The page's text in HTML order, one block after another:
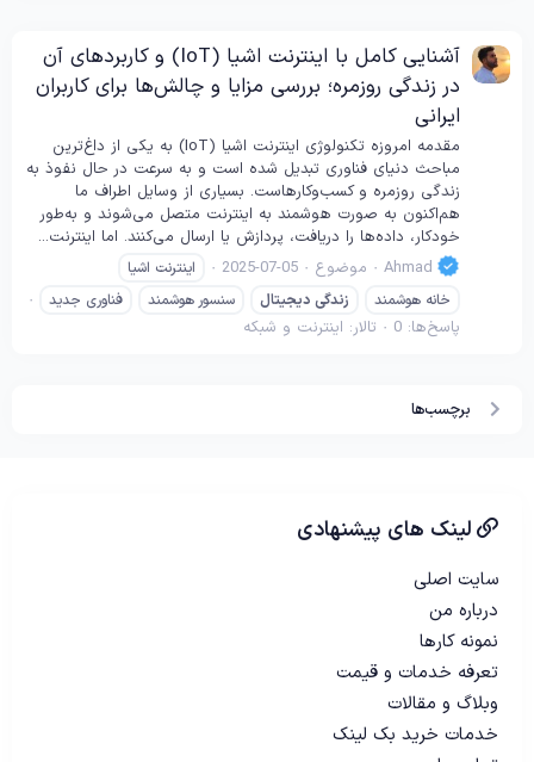
آشنایی کامل با اینترنت اشیا (IoT) و کاربردهای آن
در زندگی روزمره؛ بررسی مزایا و چالش‌ها برای کاربران
ایرانی
مقدمه امروزه تکنولوژی اینترنت اشیا (IoT) به یکی از داغ‌ترین
مباحث دنیای فناوری تبدیل شده است و به سرعت در حال نفوذ به
زندگی روزمره و کسب‌وکارهاست. بسیاری از وسایل اطراف ما
هم‌اکنون به صورت هوشمند به اینترنت متصل می‌شوند و به‌طور
خودکار، داده‌ها را دریافت، پردازش یا ارسال می‌کنند. اما اینترنت...
Ahmad
موضوع 2025-07-05
اینترنت اشیا
خانه هوشمند
زندگی دیجیتال سنسور هوشمند فناوری جدید
پاسخ‌ها: 0 تالار: اینترنت و شبکه
برچسب‌ها
لینک های پیشنهادی
سایت اصلی
درباره من
نمونه کارها
تعرفه خدمات و قیمت
وبلاگ و مقالات
خدمات خرید بک لینک